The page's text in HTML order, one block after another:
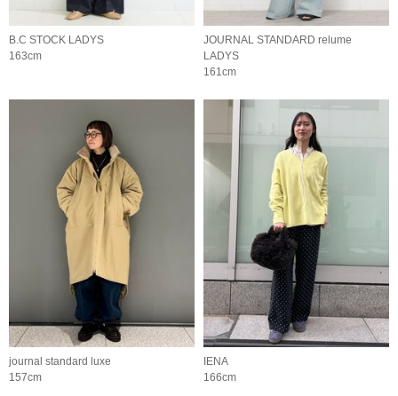
B.C STOCK LADYS
163cm
JOURNAL STANDARD relume
LADYS
161cm
journal standard luxe
157cm
IENA
166cm